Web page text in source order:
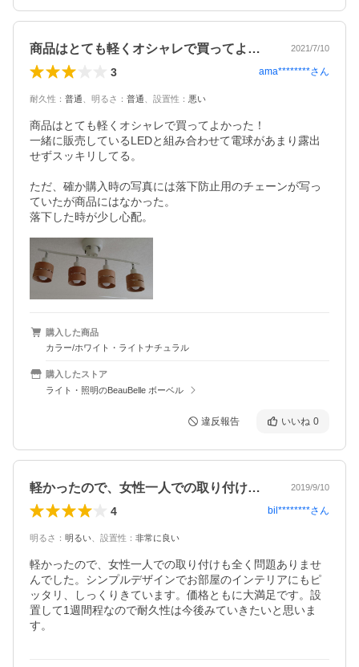
商品はとても軽くオシャレで買ってよかっ… 2021/7/10
3 ama********さん
耐久性 ： 普通 明るさ ： 普通 設置性 ： 悪い
商品はとても軽くオシャレで買ってよかった！
一緒に販売しているLEDと組み合わせて電球があまり露出
せずスッキリしてる。
ただ、確か購入時の写真には落下防止用のチェーンが写っ
ていたが商品にはなかった。
落下した時が少し心配。
購入した商品
カラー/ホワイト・ライトナチュラル
購入したストア
ライト・照明のBeauBelle ボーベル
違反報告 いいね 0
軽かったので、女性一人での取り付けも全… 2019/9/10
4 bil********さん
明るさ ： 明るい 設置性 ： 非常に良い
軽かったので、女性一人での取り付けも全く問題ありませ
んでした。シンプルデザインでお部屋のインテリアにもピ
ッタリ、しっくりきています。価格ともに大満足です。設
置して1週間程なので耐久性は今後みていきたいと思いま
す。